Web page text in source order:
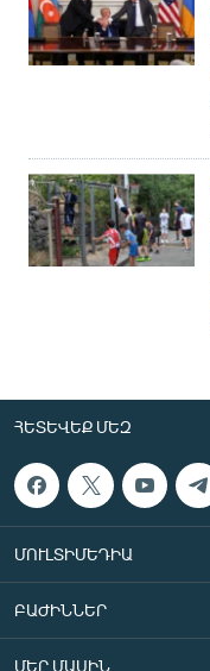
ՀԵՏԵՎԵՔ ՄԵԶ
ՄՈՒԼՏԻՄԵԴԻԱ
ԲԱԺԻՆՆԵՐ
ՄԵՐ ՄԱՍԻՆ